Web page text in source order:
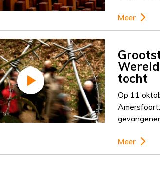
Meer
tocht
Op 11
Meer